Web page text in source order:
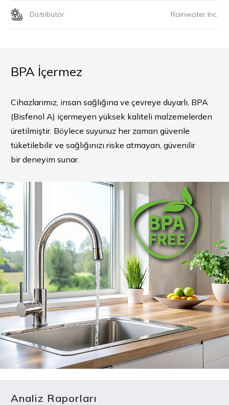
Distribütör Rainwater Inc.
BPA İçermez
Cihazlarımız, insan sağlığına ve çevreye duyarlı, BPA
(Bisfenol A) içermeyen yüksek kaliteli malzemelerden
üretilmiştir. Böylece suyunuz her zaman güvenle
tüketilebilir ve sağlığınızı riske atmayan, güvenilir
bir deneyim sunar.
Analiz Raporları